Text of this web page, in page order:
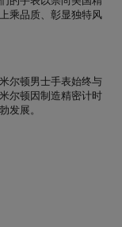
乘品质、彰显独特风
尔顿男士手表始终与
尔顿因制造精密计时
发展。